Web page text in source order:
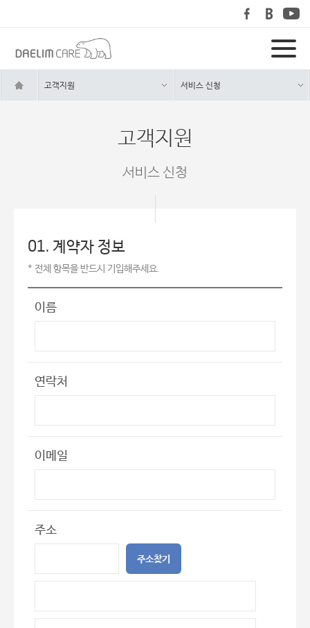
고객지원 서비스 신청
고객지원
서비스 신청
01. 계약자 정보
* 전체 항목을 반드시 기입해주세요.
이름
연락처
이메일
주소
주소찾기